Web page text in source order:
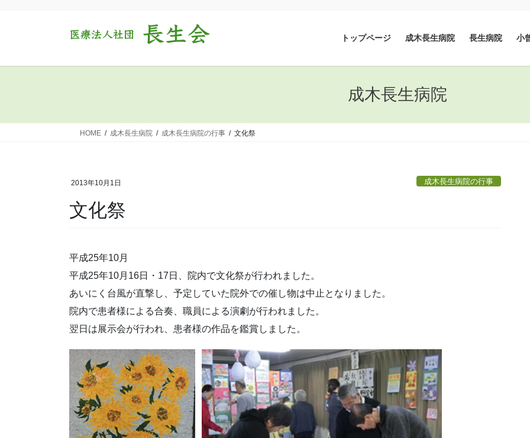
トップページ 成木長生病院 長生病院 小
成木長生病院
HOME 成木長生病院 成木長生病院の行事 文化祭
2013年10月1日 成木長生病院の行事
文化祭
平成25年10月
平成25年10月16日・17日、院内で文化祭が行われました。
あいにく台風が直撃し、予定していた院外での催し物は中止となりました。
院内で患者様による合奏、職員による演劇が行われました。
翌日は展示会が行われ、患者様の作品を鑑賞しました。